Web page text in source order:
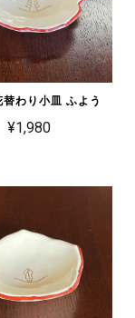
替わり小皿 ふよう
¥1,980